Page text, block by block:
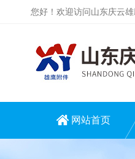
您好！欢迎访问山东庆云
网站首页